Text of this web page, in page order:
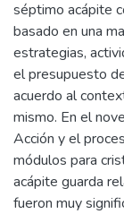
séptimo acápite
basado en una
estrategias,
el presupuesto
acuerdo al
mismo. En el
Acción y el
módulos para
acápite guarda
fueron muy